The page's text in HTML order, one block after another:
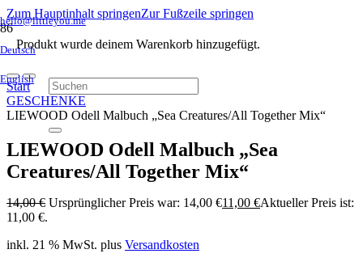
Zum Hauptinhalt springenZur Fußzeile springen
hello@littleyou.me
Deutsch
English
Produkt wurde deinem Warenkorb hinzugefügt.
Start
GESCHENKE
LIEWOOD Odell Malbuch „Sea Creatures/All Together Mix“
LIEWOOD Odell Malbuch „Sea
Creatures/All Together Mix“
14,00€ Ursprünglicher Preis war: 14,00 €11,00 €Aktueller Preis ist:
11,00 €.
inkl. 21 % MwSt. plus Versandkosten